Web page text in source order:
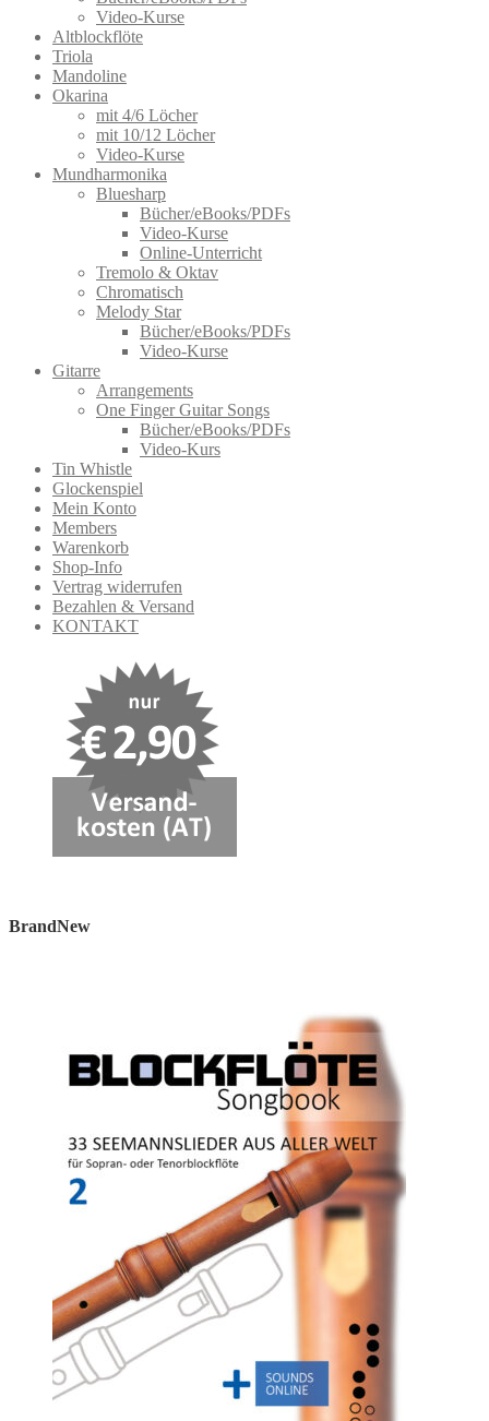
Video-Kurse
Altblockflöte
Triola
Mandoline
Okarina
mit 4/6 Löcher
mit 10/12 Löcher
Video-Kurse
Mundharmonika
Bluesharp
Bücher/eBooks/PDFs
Video-Kurse
Online-Unterricht
Tremolo & Oktav
Chromatisch
Melody Star
Bücher/eBooks/PDFs
Video-Kurse
Gitarre
Arrangements
One Finger Guitar Songs
Bücher/eBooks/PDFs
Video-Kurs
Tin Whistle
Glockenspiel
Mein Konto
Members
Warenkorb
Shop-Info
Vertrag widerrufen
Bezahlen & Versand
KONTAKT
BrandNew